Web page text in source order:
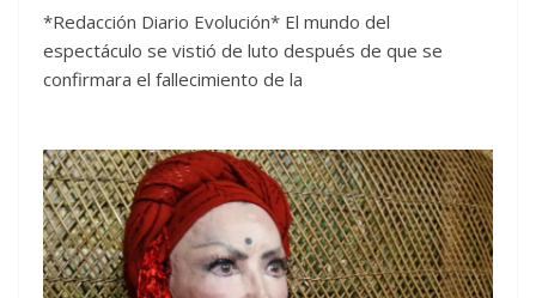
*Redacción Diario Evolución* El mundo del
espectáculo se vistió de luto después de que se
confirmara el fallecimiento de la